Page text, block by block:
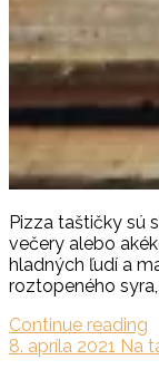
Pizza taštičky sú
večery alebo
hladných ľudí a
roztopeného syra,
Continue reading
8. apríla 2021 Na